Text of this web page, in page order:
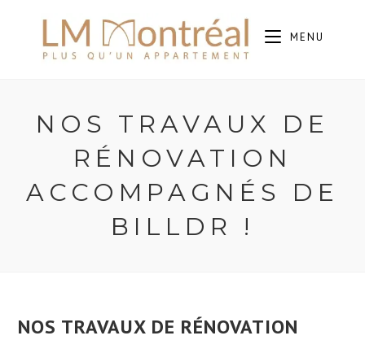
MENU
NOS TRAVAUX DE
RÉNOVATION
ACCOMPAGNÉS DE
BILLDR !
NOS TRAVAUX DE RÉNOVATION